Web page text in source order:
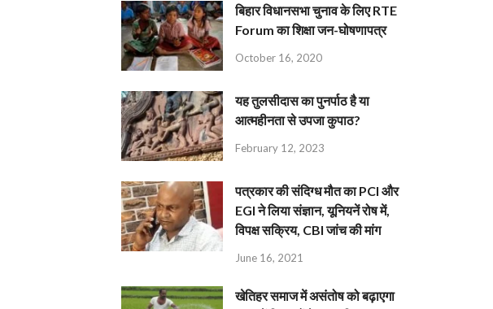
बिहार विधानसभा चुनाव के लिए RTE
Forum का शिक्षा जन-घोषणापत्र
October 16, 2020
यह तुलसीदास का पुनर्पाठ है या
आत्महीनता से उपजा कुपाठ?
February 12, 2023
पत्रकार की संदिग्ध मौत का PCI और
EGI ने लिया संज्ञान, यूनियनें रोष में,
विपक्ष सक्रिय, CBI जांच की मांग
June 16, 2021
खेतिहर समाज में असंतोष को बढ़ाएगा